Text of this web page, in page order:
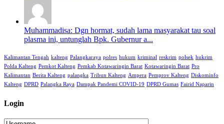
Muhammadisa: Dgn hormat, sudah lama masyarakat tau soal
plasma ini, untunglah Bpk. Gubernur a...
Kalimantan Tengah kalteng Palangkaraya polres hukum kriminal reskrim polsek hukrim
Polda Kalteng Pemkot Kalteng Pemkab Kotawaringin Barat Kotawaringin Barat Pro
Kalimantan Berita Kalteng palangka Tribun Kalteng Ampera Pemprov Kalteng Diskominfo
Kalteng DPRD Palangka Raya Dampak Pandemi COVID-19 DPRD Gumas Fairid Naparin
Login